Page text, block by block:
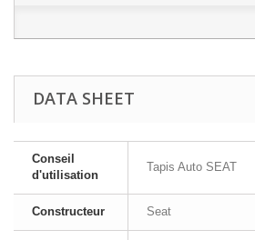
DATA SHEET
Conseil
d'utilisation
Tapis Auto SEAT
Constructeur Seat